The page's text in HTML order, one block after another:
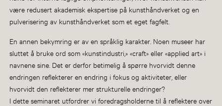
være redusert akademisk ekspertise på kunsthåndverket og en
pulverisering av kunsthåndverket som et eget fagfelt.
En annen bekymring er av en språklig karakter. Noen museer har
sluttet å bruke ord som «kunstindustri,» «craft» eller «applied art» i
navnene sine. Det er derfor betimelig å spørre hvorvidt denne
endringen reflekterer en endring i fokus og aktiviteter, eller
hvorvidt den reflekterer mer strukturelle endringer?
I dette seminaret utfordrer vi foredragsholderne til å reflektere over